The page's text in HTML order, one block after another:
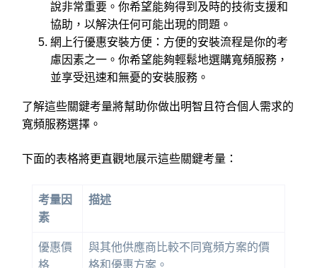
說非常重要。你希望能夠得到及時的技術支援和
協助，以解決任何可能出現的問題。
網上行優惠安裝方便：方便的安裝流程是你的考
慮因素之一。你希望能夠輕鬆地選購寬頻服務，
並享受迅速和無憂的安裝服務。
了解這些關鍵考量將幫助你做出明智且符合個人需求的
寬頻服務選擇。
下面的表格將更直觀地展示這些關鍵考量：
考量因
素
描述
優惠價
格
與其他供應商比較不同寬頻方案的價
格和優惠方案。